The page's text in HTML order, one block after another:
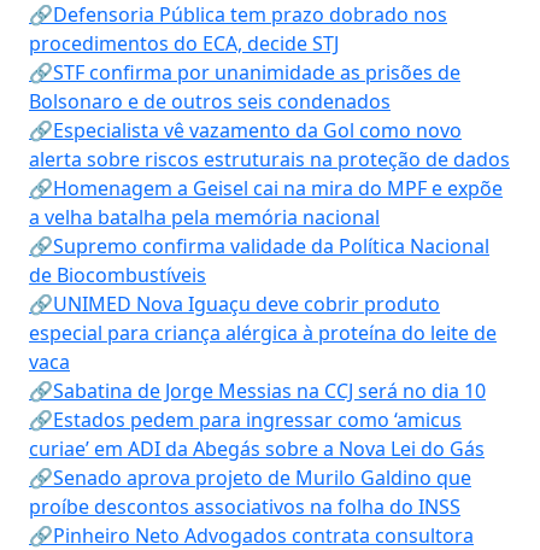
🔗Defensoria Pública tem prazo dobrado nos
procedimentos do ECA, decide STJ
🔗STF confirma por unanimidade as prisões de
Bolsonaro e de outros seis condenados
🔗Especialista vê vazamento da Gol como novo
alerta sobre riscos estruturais na proteção de dados
🔗Homenagem a Geisel cai na mira do MPF e expõe
a velha batalha pela memória nacional
🔗Supremo confirma validade da Política Nacional
de Biocombustíveis
🔗UNIMED Nova Iguaçu deve cobrir produto
especial para criança alérgica à proteína do leite de
vaca
🔗Sabatina de Jorge Messias na CCJ será no dia 10
🔗Estados pedem para ingressar como ‘amicus
curiae’ em ADI da Abegás sobre a Nova Lei do Gás
🔗Senado aprova projeto de Murilo Galdino que
proíbe descontos associativos na folha do INSS
🔗Pinheiro Neto Advogados contrata consultora